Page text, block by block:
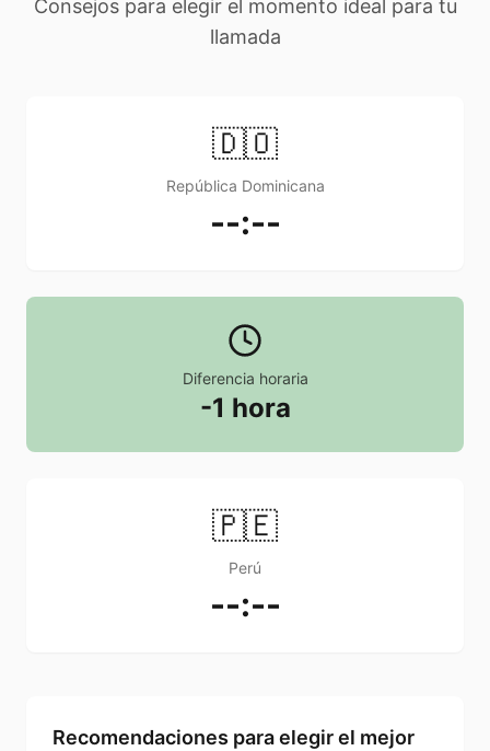
Consejos para elegir el momento ideal para tu
llamada
🇩🇴
República Dominicana
--:--
Diferencia horaria
-1 hora
🇵🇪
Perú
--:--
Recomendaciones para elegir el mejor